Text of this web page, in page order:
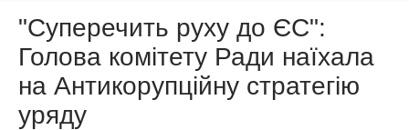
"Суперечить руху до ЄС":
Голова комітету Ради наїхала
на Антикорупційну стратегію
уряду